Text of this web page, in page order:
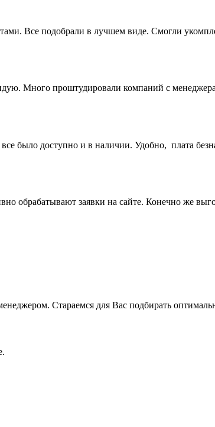
Все подобрали в лучшем виде. Смогли
Много проштудировали компаний с
было доступно и в наличии. Удобно, плата
обрабатывают заявки на сайте. Конечно же
Стараемся для Вас подбирать